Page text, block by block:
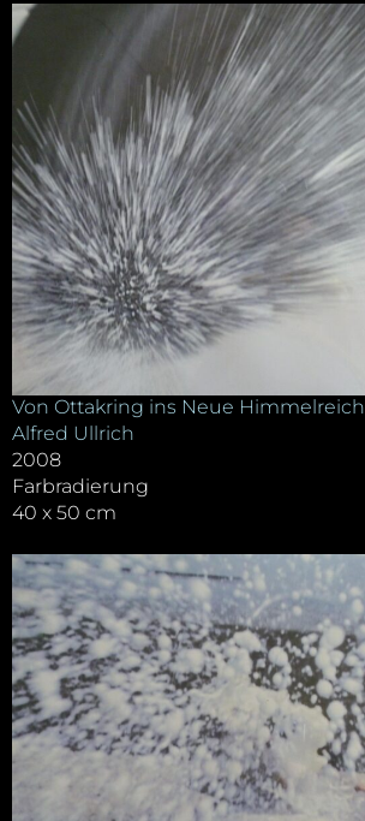
Von Ottakring ins Neue Himmelreich
Alfred Ullrich
2008
Farbradierung
40 x 50 cm